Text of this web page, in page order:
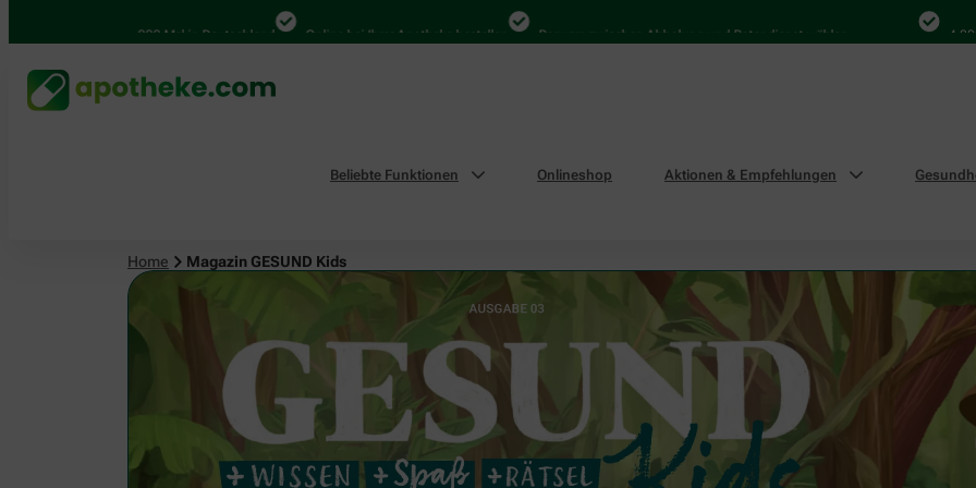
4.000 Mal in Deutschland Online bei Ihrer Apotheke bestellen Bequem zwischen Abholung und Botendienst wählen 4.000 Mal in
Beliebte Funktionen Onlineshop Aktionen & Empfehlungen
Home Magazin GESUND Kids